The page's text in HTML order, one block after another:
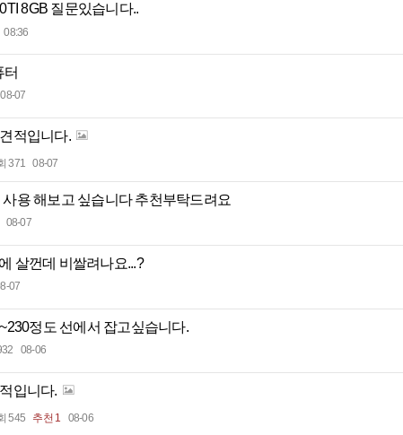
8GB 질문있습니다..
08:36
터
08-07
적입니다.
371 08-07
용 해보고 싶습니다 추천부탁드려요
08-07
살껀데 비쌀려나요...?
07
정도 선에서 잡고싶습니다.
08-06
입니다.
545 추천 1 08-06